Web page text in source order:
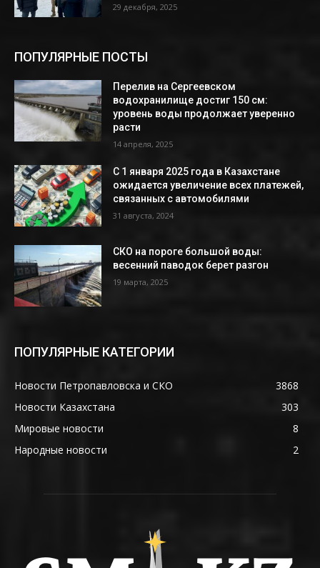
29 декабря, 2025
ПОПУЛЯРНЫЕ ПОСТЫ
Перелив на Сергеевском
водохранилище достиг 150 см:
уровень воды продолжает уверенно
расти
14 апреля, 2025
С 1 января 2025 года в Казахстане
ожидается увеличение всех платежей,
связанных с автомобилями
31 августа, 2024
СКО на пороге большой воды:
весенний паводок берет разгон
19 марта, 2025
ПОПУЛЯРНЫЕ КАТЕГОРИИ
Новости Петропавловска и СКО
3868
Новости Казахстана
303
Мировые новости
8
Народные новости
2